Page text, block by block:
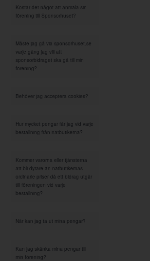
Kostar det något att anmäla sin
förening till Sponsorhuset?
Måste jag gå via sponsorhuset.se
varje gång jag vill att
sponsorbidraget ska gå till min
förening?
Behöver jag acceptera cookies?
Hur mycket pengar får jag vid varje
beställning från nätbutikerna?
Kommer varorna eller tjänsterna
att bli dyrare än nätbutikernas
ordinarie priser då ett bidrag utgår
till föreningen vid varje
beställning?
När kan jag ta ut mina pengar?
Kan jag skänka mina pengar till
min förening?